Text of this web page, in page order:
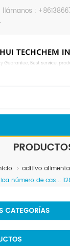
llámanos :
mensaje :
aditivo
número de cas .:
CATEGORÍAS